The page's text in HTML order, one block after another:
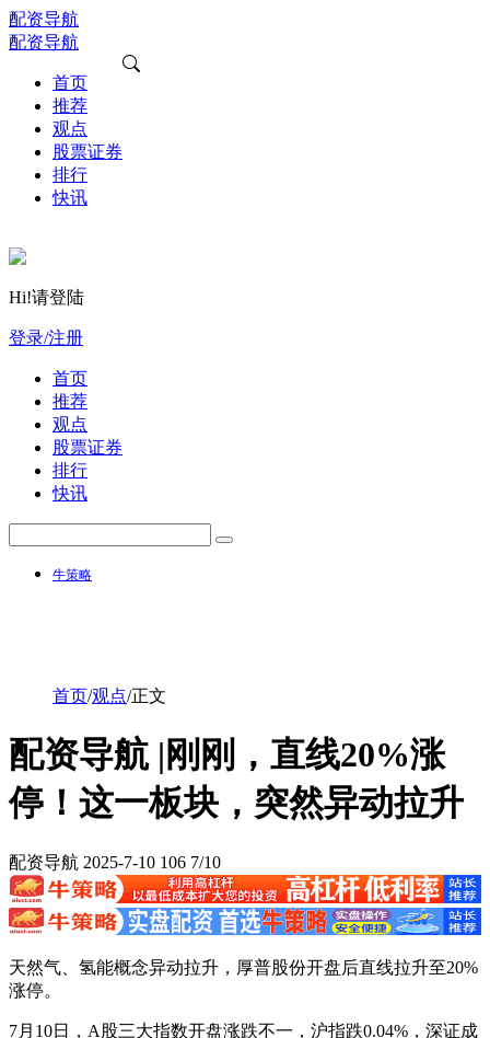
配资导航
配资导航
首页
推荐
观点
股票证券
排行
快讯
Hi!请登陆
登录/注册
首页
推荐
观点
股票证券
排行
快讯
牛策略
首页/观点/正文
配资导航 |刚刚，直线20%涨
停！这一板块，突然异动拉升
配资导航 2025-7-10 106 7/10
天然气、氢能概念异动拉升，厚普股份开盘后直线拉升至20%
涨停。
7月10日，A股三大指数开盘涨跌不一，沪指跌0.04%，深证成